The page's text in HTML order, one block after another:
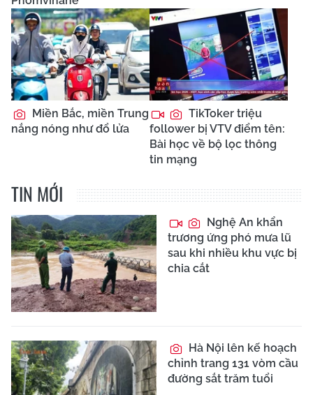
Miền Bắc, miền Trung
nắng nóng như đổ lửa
TikToker triệu
follower bị VTV điểm tên:
Bài học về bộ lọc thông
tin mạng
TIN MỚI
Nghệ An khẩn
trương ứng phó mưa lũ
sau khi nhiều khu vực bị
chia cắt
Hà Nội lên kế hoạch
chỉnh trang 131 vòm cầu
đường sắt trăm tuổi